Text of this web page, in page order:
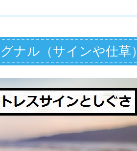
ナル（サインや仕草）